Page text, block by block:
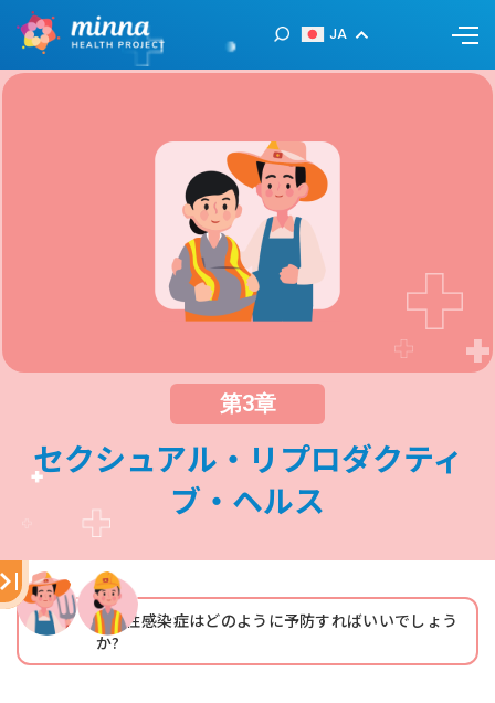
JA
第3章
セクシュアル・リプロダクティ
ブ・ヘルス
3. 3性感染症はどのように予防すればいいでしょう
か?